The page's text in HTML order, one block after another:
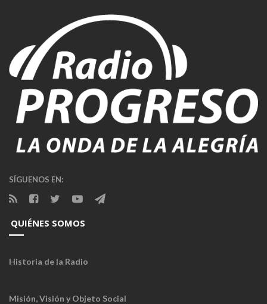
SÍGUENOS EN:
QUIÉNES SOMOS
Historia de la Radio
Misión, Visión y Objeto Social